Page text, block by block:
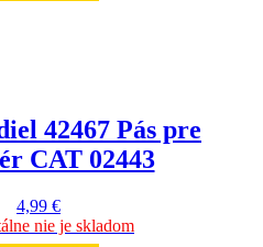
42467 Pás pre
CAT 02443
4,99 €
nie je skladom